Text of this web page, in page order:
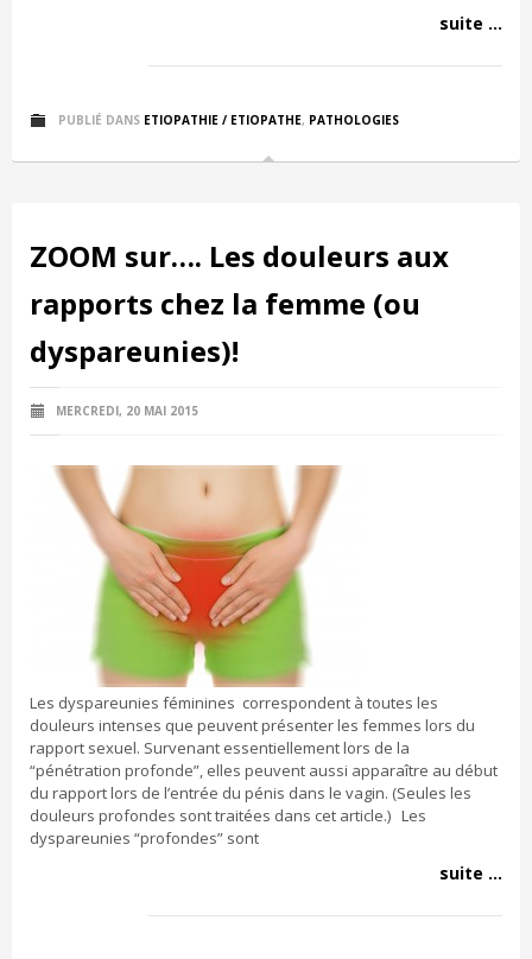
suite ...
PUBLIÉ DANS ETIOPATHIE / ETIOPATHE, PATHOLOGIES
ZOOM sur…. Les douleurs aux
rapports chez la femme (ou
dyspareunies)!
MERCREDI, 20 MAI 2015
Les dyspareunies féminines correspondent à toutes les
douleurs intenses que peuvent présenter les femmes lors du
rapport sexuel. Survenant essentiellement lors de la
“pénétration profonde”, elles peuvent aussi apparaître au début
du rapport lors de l’entrée du pénis dans le vagin. (Seules les
douleurs profondes sont traitées dans cet article.) Les
dyspareunies “profondes” sont
suite ...